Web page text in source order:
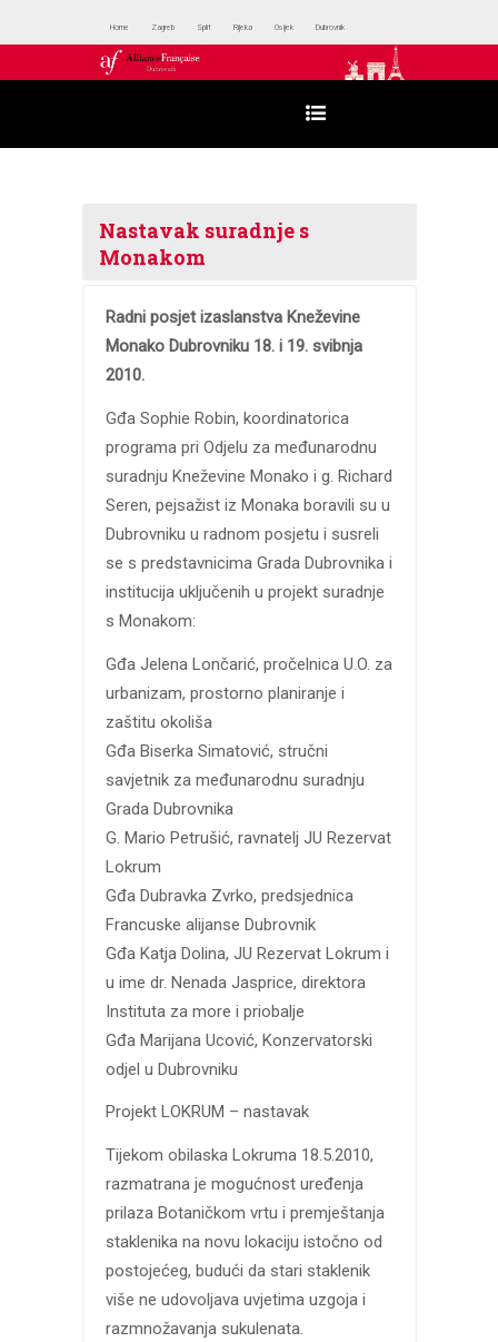
Home Zagreb Split Rijeka Osijek Dubrovnik
Nastavak suradnje s
Monakom
Radni posjet izaslanstva Kneževine
Monako Dubrovniku 18. i 19. svibnja
2010.
Gđa Sophie Robin, koordinatorica
programa pri Odjelu za međunarodnu
suradnju Kneževine Monako i g. Richard
Seren, pejsažist iz Monaka boravili su u
Dubrovniku u radnom posjetu i susreli
se s predstavnicima Grada Dubrovnika i
institucija uključenih u projekt suradnje
s Monakom:
Gđa Jelena Lončarić, pročelnica U.O. za
urbanizam, prostorno planiranje i
zaštitu okoliša
Gđa Biserka Simatović, stručni
savjetnik za međunarodnu suradnju
Grada Dubrovnika
G. Mario Petrušić, ravnatelj JU Rezervat
Lokrum
Gđa Dubravka Zvrko, predsjednica
Francuske alijanse Dubrovnik
Gđa Katja Dolina, JU Rezervat Lokrum i
u ime dr. Nenada Jasprice, direktora
Instituta za more i priobalje
Gđa Marijana Ucović, Konzervatorski
odjel u Dubrovniku
Projekt LOKRUM – nastavak
Tijekom obilaska Lokruma 18.5.2010,
razmatrana je mogućnost uređenja
prilaza Botaničkom vrtu i premještanja
staklenika na novu lokaciju istočno od
postojećeg, budući da stari staklenik
više ne udovoljava uvjetima uzgoja i
razmnožavanja sukulenata.